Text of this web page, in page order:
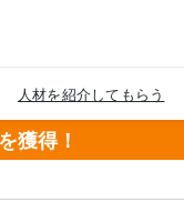
獲得！